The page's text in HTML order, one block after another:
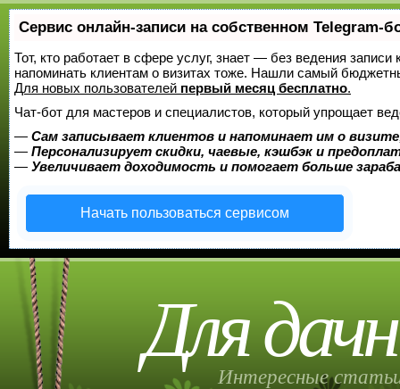
Сервис онлайн-записи на собственном Telegram-
Тот, кто работает в сфере услуг, знает — без ведения
напоминать клиентам о визитах тоже. Нашли самый
Для новых пользователей первый месяц бесплатно.
Чат-бот для мастеров и специалистов, который упрощает
— Сам записывает клиентов и напоминает им о
— Персонализирует скидки, чаевые, кэшбэк и
— Увеличивает доходимость и помогает больше
Начать пользоваться сервисом
Для
Интересные